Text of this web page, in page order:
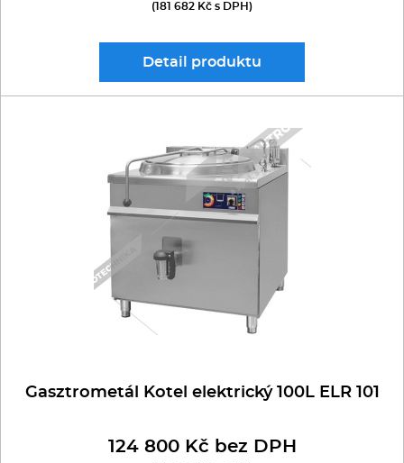
(181 682 Kč s DPH)
Detail produktu
Gasztrometál Kotel elektrický 100L ELR 101
124 800 Kč bez DPH